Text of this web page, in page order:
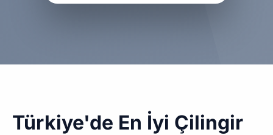
Türkiye'de En İyi Çilingir